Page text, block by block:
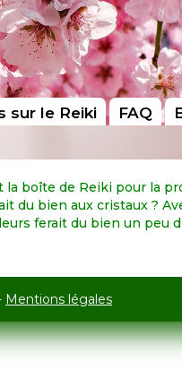
sur le Reiki FAQ
boîte de Reiki pour la
du bien aux cristaux ?
ferait du bien un peu
Mentions légales